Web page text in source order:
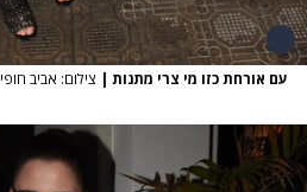
עם אורחת כזו מי צרי מתנות | צילום: אביב חופי